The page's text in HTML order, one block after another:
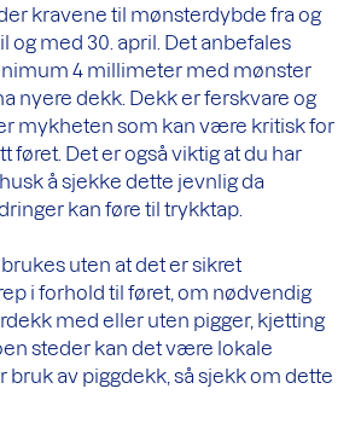
kravene til mønsterdybde fra og
og med 30. april. Det anbefales
4 millimeter med mønster
nyere dekk. Dekk er ferskvare og
mykheten som kan være kritisk for
føret. Det er også viktig at du har
å sjekke dette jevnlig da
kan føre til trykktap.
uten at det er sikret
i forhold til føret, om nødvendig
med eller uten pigger, kjetting
steder kan det være lokale
bruk av piggdekk, så sjekk om dette